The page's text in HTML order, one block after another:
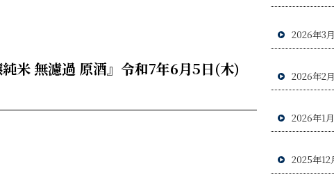
米 無濾過 原酒』令和7年6月5日(木)
2026年3月
2026年2月
2026年1月
2025年12